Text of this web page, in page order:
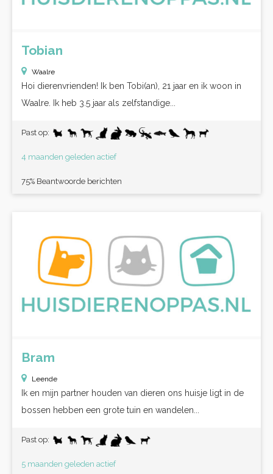
Tobian
Waalre
Hoi dierenvrienden! Ik ben Tobi(an), 21 jaar en ik woon in
Waalre. Ik heb 3.5 jaar als zelfstandige...
Past op:
4 maanden geleden actief
75% Beantwoorde berichten
Bram
Leende
Ik en mijn partner houden van dieren ons huisje ligt in de
bossen hebben een grote tuin en wandelen...
Past op:
5 maanden geleden actief